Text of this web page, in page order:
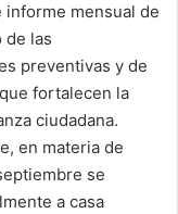
informe mensual de
de las
preventivas y de
fortalecen la
ciudadana.
en materia de
se
a casa